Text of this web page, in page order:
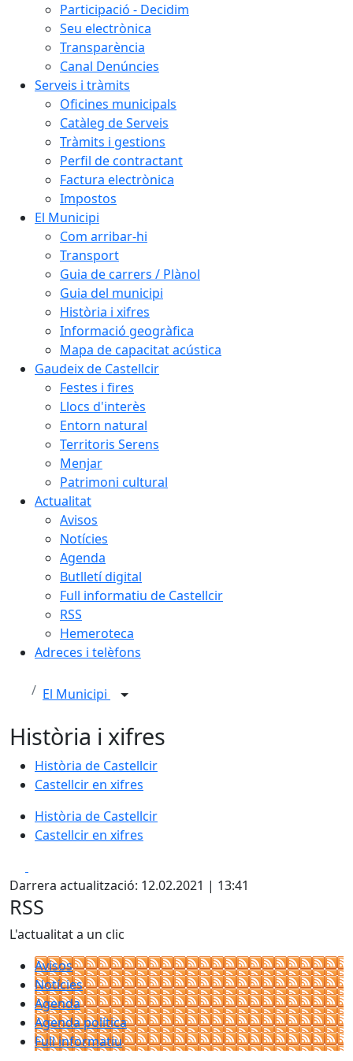
Participació - Decidim
Seu electrònica
Transparència
Canal Denúncies
Serveis i tràmits
Oficines municipals
Catàleg de Serveis
Tràmits i gestions
Perfil de contractant
Factura electrònica
Impostos
El Municipi
Com arribar-hi
Transport
Guia de carrers / Plànol
Guia del municipi
Història i xifres
Informació geogràfica
Mapa de capacitat acústica
Gaudeix de Castellcir
Festes i fires
Llocs d'interès
Entorn natural
Territoris Serens
Menjar
Patrimoni cultural
Actualitat
Avisos
Notícies
Agenda
Butlletí digital
Full informatiu de Castellcir
RSS
Hemeroteca
Adreces i telèfons
El Municipi
Història i xifres
Història de Castellcir
Castellcir en xifres
Història de Castellcir
Castellcir en xifres
Darrera actualització: 12.02.2021 | 13:41
RSS
L'actualitat a un clic
Avisos
Notícies
Agenda
Agenda política
Full informatiu